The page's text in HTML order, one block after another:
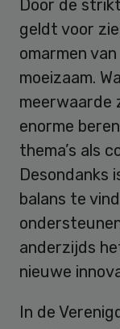
Door de
geldt voor
omarmen
moeizaam.
meerwaarde
enorme
thema’s als
Desondanks
balans te
anderzijds
nieuwe
In de